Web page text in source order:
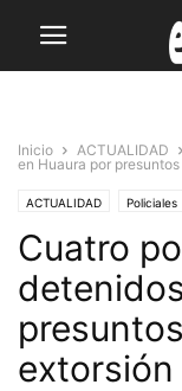
Inicio ACTUALIDAD
en Huaura por
ACTUALIDAD Policiales
Cuatro